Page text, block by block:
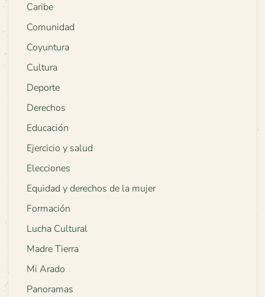
Caribe
Comunidad
Coyuntura
Cultura
Deporte
Derechos
Educación
Ejercicio y salud
Elecciones
Equidad y derechos de la mujer
Formación
Lucha Cultural
Madre Tierra
Mi Arado
Panoramas